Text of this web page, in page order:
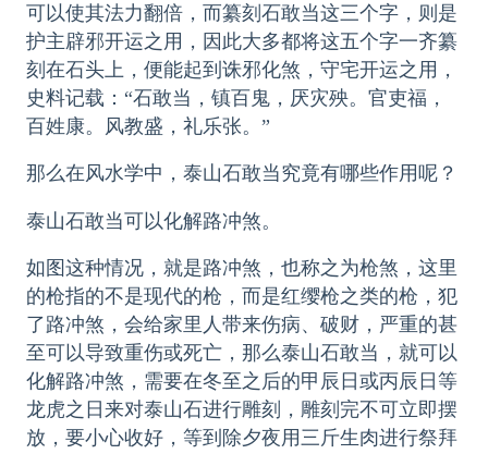
可以使其法力翻倍，而纂刻石敢当这三个字，则是
护主辟邪开运之用，因此大多都将这五个字一齐纂
刻在石头上，便能起到诛邪化煞，守宅开运之用，
史料记载：“石敢当，镇百鬼，厌灾殃。官吏福，
百姓康。风教盛，礼乐张。”
那么在风水学中，泰山石敢当究竟有哪些作用呢？
泰山石敢当可以化解路冲煞。
如图这种情况，就是路冲煞，也称之为枪煞，这里
的枪指的不是现代的枪，而是红缨枪之类的枪，犯
了路冲煞，会给家里人带来伤病、破财，严重的甚
至可以导致重伤或死亡，那么泰山石敢当，就可以
化解路冲煞，需要在冬至之后的甲辰日或丙辰日等
龙虎之日来对泰山石进行雕刻，雕刻完不可立即摆
放，要小心收好，等到除夕夜用三斤生肉进行祭拜